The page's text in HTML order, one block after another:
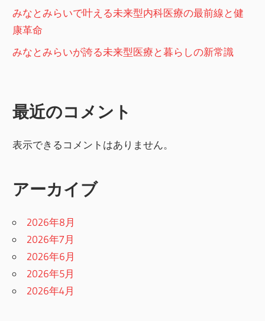
みなとみらいで叶える未来型内科医療の最前線と健
康革命
みなとみらいが誇る未来型医療と暮らしの新常識
最近のコメント
表示できるコメントはありません。
アーカイブ
2026年8月
2026年7月
2026年6月
2026年5月
2026年4月